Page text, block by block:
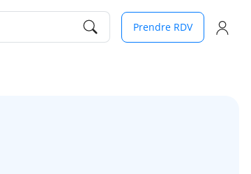
Prendre RDV